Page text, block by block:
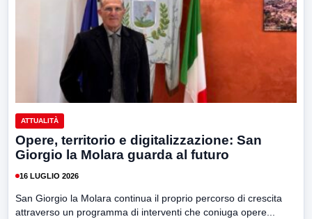
ATTUALITÀ
Opere, territorio e digitalizzazione: San
Giorgio la Molara guarda al futuro
16 LUGLIO 2026
San Giorgio la Molara continua il proprio percorso di crescita
attraverso un programma di interventi che coniuga opere...